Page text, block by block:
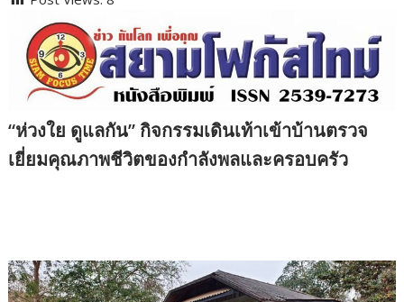
“ห่วงใย ดูแลกัน” กิจกรรมเดินเท้าเข้าบ้านตรวจ
เยี่ยมคุณภาพชีวิตของกำลังพลและครอบครัว